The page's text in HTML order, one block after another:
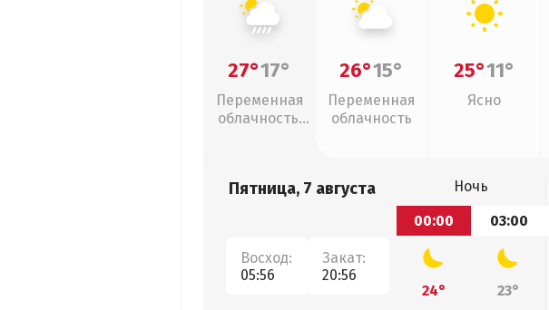
27°17°
Переменная
облачность,
26°15°
Переменная
облачность
25°11°
Ясно
Пятница, 7 августа
Восход:
05:56
Закат:
20:56
Ночь
00:00
03:00
24° 23°